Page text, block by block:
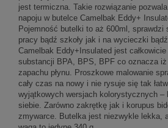
jest termiczna. Takie rozwiązanie
napoju w butelce Camelbak Eddy+
Pojemność butelki to aż 600ml, sprawdzi
pracy bądź szkoły jak i na wycieczki
Camelbak Eddy+Insulated jest
substancji BPA, BPS, BPF co oznacza iż
zapachu płynu. Proszkowe malowanie
cały czas na nowy i nie rysuje się tak
wyjątkowych wersjach kolorystycznych –
siebie. Zarówno zakrętkę jak i korupus
zmywarce. Butelka jest niezwykle lekka,